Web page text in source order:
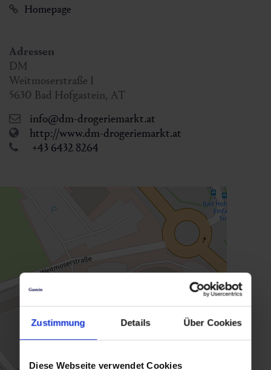
Zustimmung Details Über Cookies
Diese Webseite verwendet Cookies
Homepage
Adressen
DM
Weitmoserstraße 1
5630 Bad Hofgastein, AT
info@dm-drogeriemarkt.at
http://www.dm-drogeriemarkt.at
+43 6432 8264